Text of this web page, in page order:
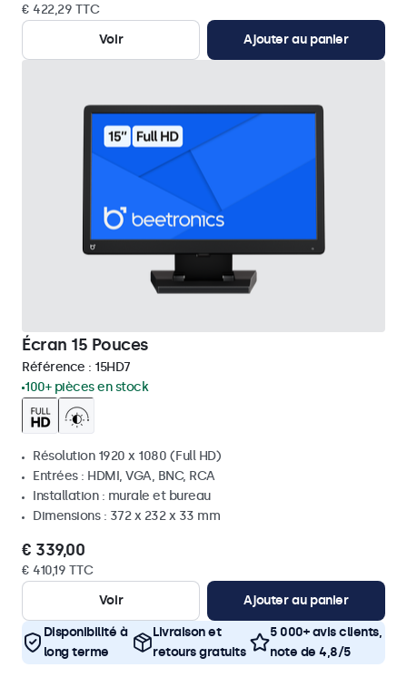
€ 422,29 TTC
Voir
Ajouter au panier
Écran 15 Pouces
Référence : 15HD7
100+ pièces en stock
Résolution 1920 x 1080 (Full HD)
Entrées : HDMI, VGA, BNC, RCA
Installation : murale et bureau
Dimensions : 372 x 232 x 33 mm
€ 339,00
€ 410,19 TTC
Voir
Ajouter au panier
Disponibilité à
long terme
Livraison et
retours gratuits
5 000+ avis clients,
note de 4,8/5